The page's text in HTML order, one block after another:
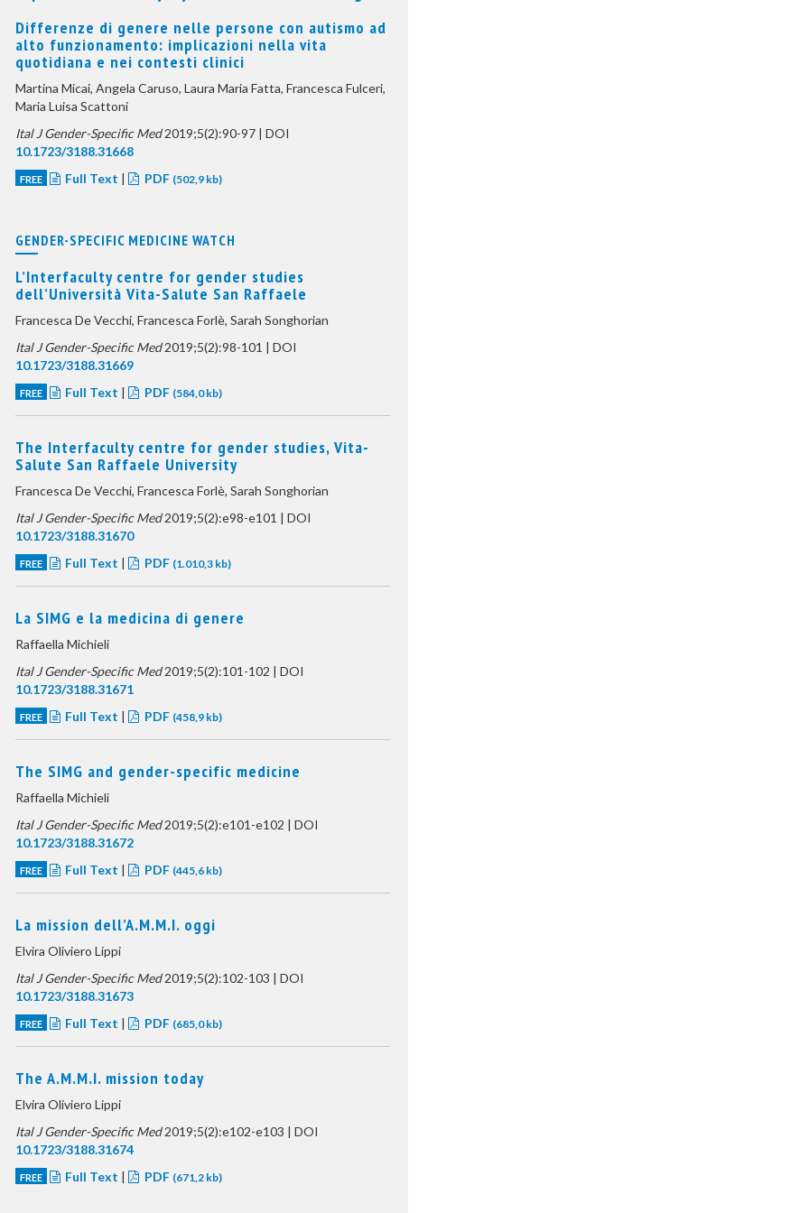
Differenze di genere nelle persone con autismo ad
alto funzionamento: implicazioni nella vita
quotidiana e nei contesti clinici
Martina Micai, Angela Caruso, Laura Maria Fatta, Francesca Fulceri,
Maria Luisa Scattoni
Ital J Gender-Specific Med2019;5(2):90-97 | DOI
10.1723/3188.31668
FREE Full Text | PDF (502,9 kb)
GENDER-SPECIFIC MEDICINE WATCH
L’Interfaculty centre for gender studies
dell’Università Vita-Salute San Raffaele
Francesca De Vecchi, Francesca Forlè, Sarah Songhorian
Ital J Gender-Specific Med2019;5(2):98-101 | DOI
10.1723/3188.31669
FREE Full Text | PDF (584,0 kb)
The Interfaculty centre for gender studies, Vita-
Salute San Raffaele University
Francesca De Vecchi, Francesca Forlè, Sarah Songhorian
Ital J Gender-Specific Med2019;5(2):e98-e101 | DOI
10.1723/3188.31670
FREE Full Text | PDF (1.010,3 kb)
La SIMG e la medicina di genere
Raffaella Michieli
Ital J Gender-Specific Med2019;5(2):101-102 | DOI
10.1723/3188.31671
FREE Full Text | PDF (458,9 kb)
The SIMG and gender-specific medicine
Raffaella Michieli
Ital J Gender-Specific Med2019;5(2):e101-e102 | DOI
10.1723/3188.31672
FREE Full Text | PDF (445,6 kb)
La mission dell’A.M.M.I. oggi
Elvira Oliviero Lippi
Ital J Gender-Specific Med2019;5(2):102-103 | DOI
10.1723/3188.31673
FREE Full Text | PDF (685,0 kb)
The A.M.M.I. mission today
Elvira Oliviero Lippi
Ital J Gender-Specific Med2019;5(2):e102-e103 | DOI
10.1723/3188.31674
FREE Full Text | PDF (671,2 kb)